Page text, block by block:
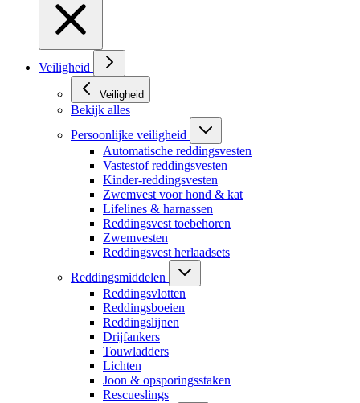
Veiligheid
Veiligheid
Bekijk alles
Persoonlijke veiligheid
Automatische reddingsvesten
Vastestof reddingsvesten
Kinder-reddingsvesten
Zwemvest voor hond & kat
Lifelines & harnassen
Reddingsvest toebehoren
Zwemvesten
Reddingsvest herlaadsets
Reddingsmiddelen
Reddingsvlotten
Reddingsboeien
Reddingslijnen
Drijfankers
Touwladders
Lichten
Joon & opsporingsstaken
Rescueslings